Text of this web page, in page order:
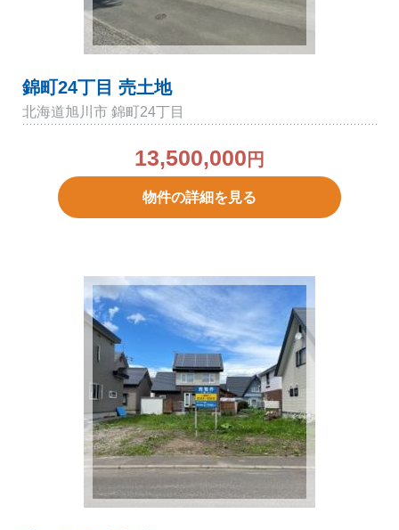
錦町24丁目 売土地
北海道旭川市 錦町24丁目
13,500,000 円
物件の詳細を見る